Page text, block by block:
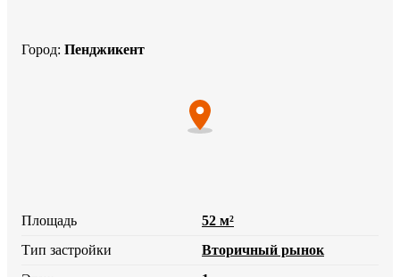
Город: Пенджикент
Площадь
52 м²
Тип застройки
Вторичный рынок